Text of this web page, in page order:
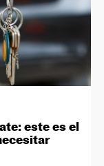
este es el